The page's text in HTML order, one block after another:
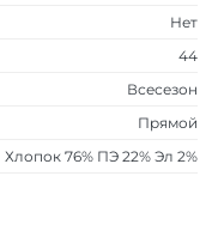
Нет
44
Всесезон
Прямой
Хлопок 76% ПЭ 22% Эл 2%